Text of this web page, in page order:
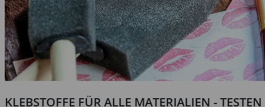
KLEBSTOFFE FÜR ALLE MATERIALIEN -